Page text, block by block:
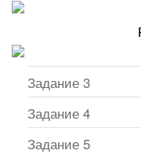
Задание 3
Задание 4
Задание 5